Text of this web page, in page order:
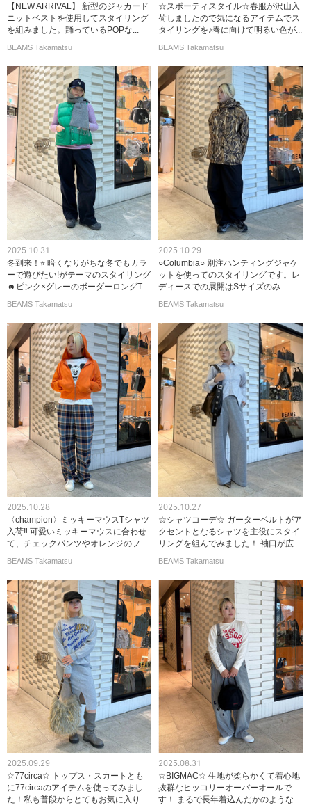
【NEW ARRIVAL】 新型のジャカード
ニットベストを使用してスタイリング
を組みました。踊っているPOPな...
BEAMS Takamatsu
☆スポーティスタイル☆春服が沢山入
荷しましたので気になるアイテムでス
タイリングを♪春に向けて明るい色が...
BEAMS Takamatsu
2025.10.31
冬到来！⭐︎ 暗くなりがちな冬でもカラ
ーで遊びたい!がテーマのスタイリング
☻ピンク×グレーのボーダーロングT...
BEAMS Takamatsu
2025.10.29
○Columbia○ 別注ハンティングジャケ
ットを使ってのスタイリングです。レ
ディースでの展開はSサイズのみ...
BEAMS Takamatsu
2025.10.28
〈champion〉ミッキーマウスTシャツ
入荷‼︎ 可愛いミッキーマウスに合わせ
て、チェックパンツやオレンジのフ...
BEAMS Takamatsu
2025.10.27
☆シャツコーデ☆ ガーターベルトがア
クセントとなるシャツを主役にスタイ
リングを組んでみました！ 袖口が広...
BEAMS Takamatsu
2025.09.29
☆77circa☆ トップス・スカートとも
に77circaのアイテムを使ってみまし
た！私も普段からとてもお気に入り...
2025.08.31
☆BIGMAC☆ 生地が柔らかくて着心地
抜群なヒッコリーオーバーオールで
す！ まるで長年着込んだかのような...